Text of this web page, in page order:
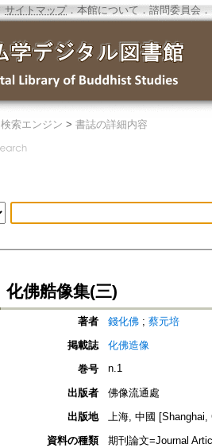
サイトマップ．本館について ． 諮問委員会 ．
検索エンジン > 書誌の詳細内容
化佛艁像集(三)
著者 錢化佛 ; 蔡元培
掲載誌
化佛造像
巻号
n.1
出版者
佛像流通處
出版地
上海, 中國 [Shanghai,
資料の種類
期刊論文=Journal